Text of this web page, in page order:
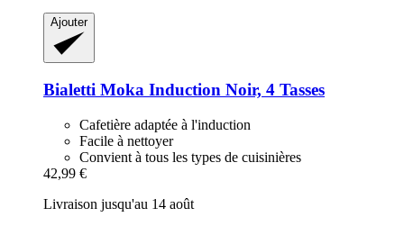
Ajouter
Bialetti Moka Induction Noir, 4 Tasses
Cafetière adaptée à l'induction
Facile à nettoyer
Convient à tous les types de cuisinières
42,99 €
Livraison jusqu'au 14 août